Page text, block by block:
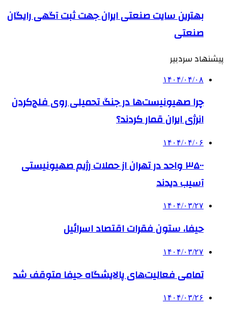
بهترین ‌سایت صنعتی ایران جهت ثبت آگهی رایگان
صنعتی
پیشنهاد سردبیر
۱۴۰۴/۰۴/۰۸
چرا صهیونیست‌ها در جنگ تحمیلی روی فلج‌کردن
انرژی ایران قمار کردند؟
۱۴۰۴/۰۴/۰۶
۳۵۰۰ واحد در تهران از حملات رژیم صهیونیستی
آسیب دیدند
۱۴۰۴/۰۳/۲۷
حیفا، ستون فقرات اقتصاد اسرائیل
۱۴۰۴/۰۳/۲۷
تمامی فعالیت‌های پالایشگاه حیفا متوقف شد
۱۴۰۴/۰۳/۲۶